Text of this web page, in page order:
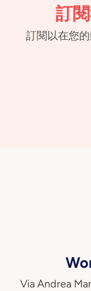
訂
訂閱以在您
Via Andrea